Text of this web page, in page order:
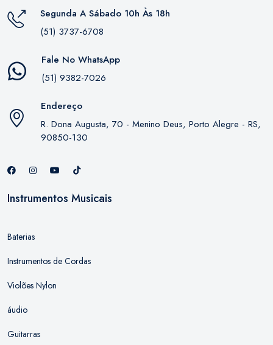
Segunda A Sábado 10h Às 18h
(51) 3737-6708
Fale No WhatsApp
(51) 9382-7026
Endereço
R. Dona Augusta, 70 - Menino Deus, Porto Alegre - RS,
90850-130
Instrumentos Musicais
Baterias
Instrumentos de Cordas
Violões Nylon
áudio
Guitarras